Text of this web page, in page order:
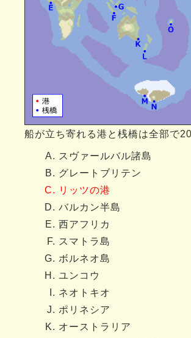
船が立ち寄れる港と桟橋は全部で20
スヴァールバル諸島
グレートブリテン
リッツの港
バルカン半島
西アフリカ
スマトラ島
ボルネオ島
ユンコウ
ネオトキオ
ポリネシア
オーストラリア